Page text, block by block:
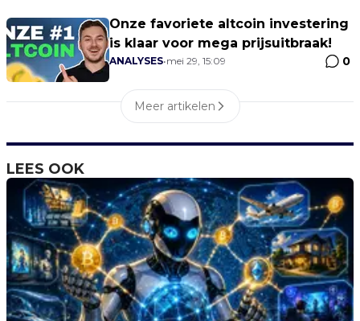
Onze favoriete altcoin investering
is klaar voor mega prijsuitbraak!
ANALYSES•mei 29, 15:09 0
Meer artikelen
LEES OOK